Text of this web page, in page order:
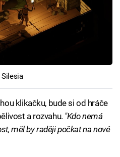
Silesia
klikačku, bude si od hráče
a rozvahu. "Kdo nemá
měl by raději počkat na nové